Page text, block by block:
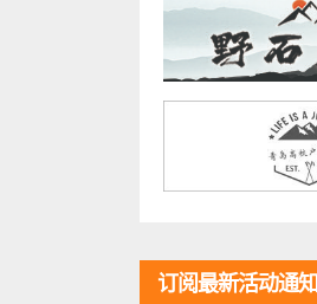
订阅最新活动通知